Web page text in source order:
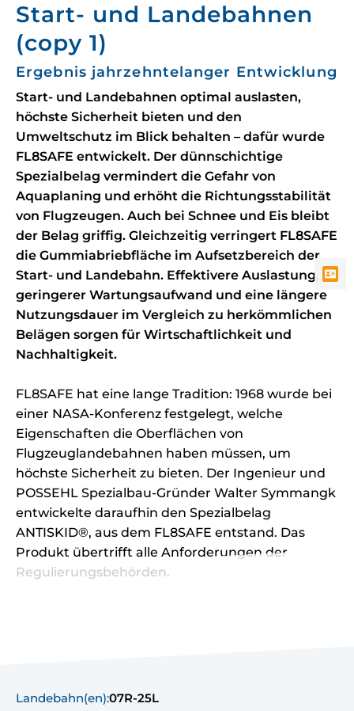
Start- und Landebahnen
(copy 1)
Ergebnis jahrzehntelanger Entwicklung
Start- und Landebahnen optimal auslasten,
höchste Sicherheit bieten und den
Umweltschutz im Blick behalten – dafür wurde
FL8SAFE entwickelt. Der dünnschichtige
Spezialbelag vermindert die Gefahr von
Aquaplaning und erhöht die Richtungsstabilität
von Flugzeugen. Auch bei Schnee und Eis bleibt
der Belag griffig. Gleichzeitig verringert FL8SAFE
die Gummiabriebfläche im Aufsetzbereich der
Start- und Landebahn. Effektivere Auslastung,
geringerer Wartungsaufwand und eine längere
Nutzungsdauer im Vergleich zu herkömmlichen
Belägen sorgen für Wirtschaftlichkeit und
Nachhaltigkeit.
FL8SAFE hat eine lange Tradition: 1968 wurde bei
einer NASA-Konferenz festgelegt, welche
Eigenschaften die Oberflächen von
Flugzeuglandebahnen haben müssen, um
höchste Sicherheit zu bieten. Der Ingenieur und
POSSEHL Spezialbau-Gründer Walter Symmangk
entwickelte daraufhin den Spezialbelag
ANTISKID®, aus dem FL8SAFE entstand. Das
Produkt übertrifft alle Anforderungen der
Regulierungsbehörden.
Landebahn(en):07R-25L